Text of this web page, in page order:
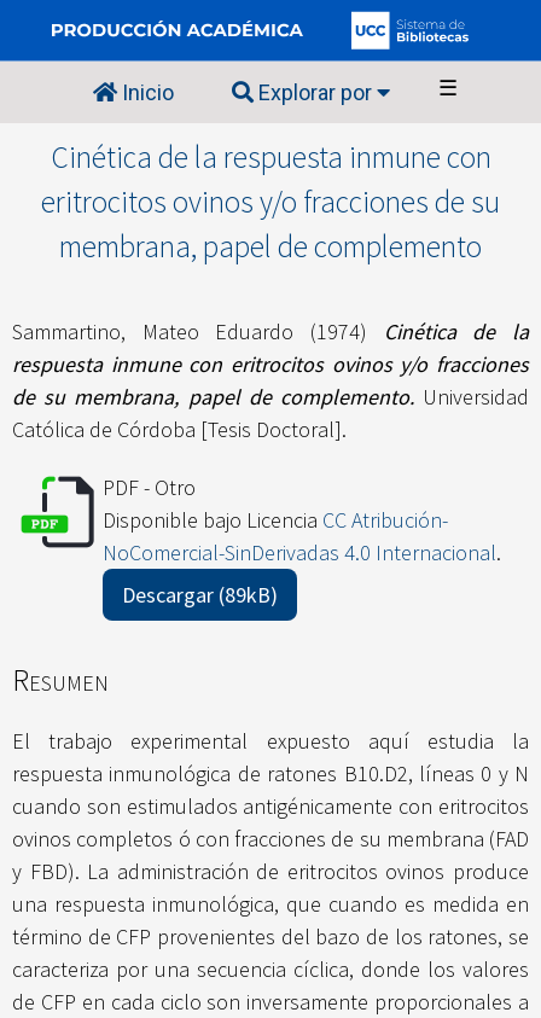
Inicio Explorar por ☰
Cinética de la respuesta inmune con
eritrocitos ovinos y/o fracciones de su
membrana, papel de complemento
Sammartino, Mateo Eduardo (1974)
Cinética de la
respuesta inmune con eritrocitos ovinos y/o fracciones
de su membrana, papel de complemento.Universidad
Católica de Córdoba [Tesis Doctoral].
PDF - Otro
Disponible bajo Licencia CC Atribución-
NoComercial-SinDerivadas 4.0 Internacional.
Descargar (89kB)
Resumen
El trabajo experimental expuesto aquí estudia la
respuesta inmunológica de ratones B10.D2, líneas 0 y N
cuando son estimulados antigénicamente con eritrocitos
ovinos completos ó con fracciones de su membrana (FAD
y FBD). La administración de eritrocitos ovinos produce
una respuesta inmunológica, que cuando es medida en
término de CFP provenientes del bazo de los ratones, se
caracteriza por una secuencia cíclica, donde los valores
de CFP en cada ciclo son inversamente proporcionales a